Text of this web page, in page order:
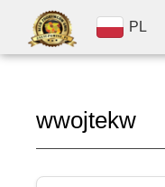
PL
wwojtekw